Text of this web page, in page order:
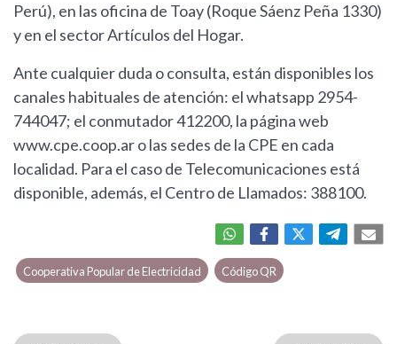
Perú), en las oficina de Toay (Roque Sáenz Peña 1330)
y en el sector Artículos del Hogar.
Ante cualquier duda o consulta, están disponibles los
canales habituales de atención: el whatsapp 2954-
744047; el conmutador 412200, la página web
www.cpe.coop.ar o las sedes de la CPE en cada
localidad. Para el caso de Telecomunicaciones está
disponible, además, el Centro de Llamados: 388100.
Cooperativa Popular de Electricidad Código QR